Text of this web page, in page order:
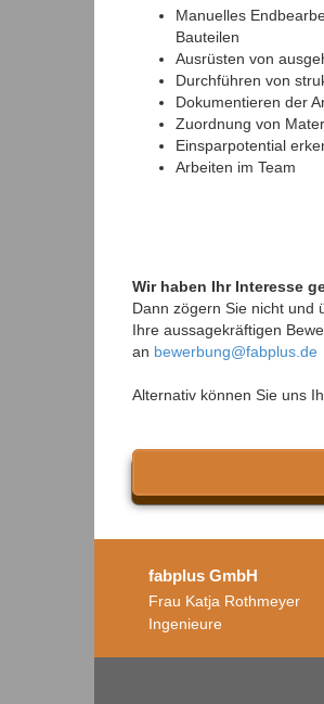
Manuelles
Bauteilen
Ausrüsten von
Durchführen von
Dokumentieren der
Zuordnung von
Einsparpotential
Arbeiten im Team
Wir haben Ihr Interesse
Dann zögern Sie nicht und
Ihre aussagekräftigen
an bewerbung@fabplus.de
Alternativ können Sie uns
fabplus GmbH
Frau Katja Rothmeyer
Ingenieure